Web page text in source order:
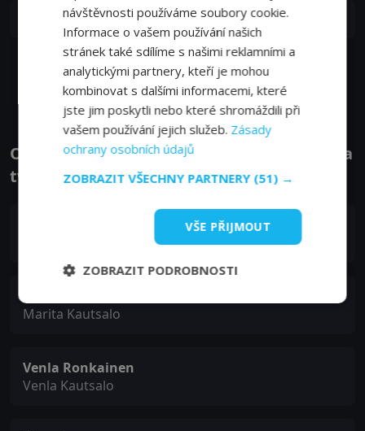
2. epizoda:2. epizoda
Zobrazit další epizody
Obsazení filmu nebo pořadu Ivalo - Herci a
tvůrci
Marita Kautsalo
Venla Ronkainen
Venla Kautsalo
návštěvnosti používáme soubory cookie.
Informace o vašem používání našich
stránek také sdílíme s našimi reklamními a
analytickými partnery, kteří je mohou
kombinovat s dalšími informacemi, které
jste jim poskytli nebo které shromáždili při
vašem používání jejich služeb. Zásady
ochrany osobních údajů
ZOBRAZIT VŠECHNY PARTNERY (51) →
VŠE PŘIJMOUT
ZOBRAZIT PODROBNOSTI